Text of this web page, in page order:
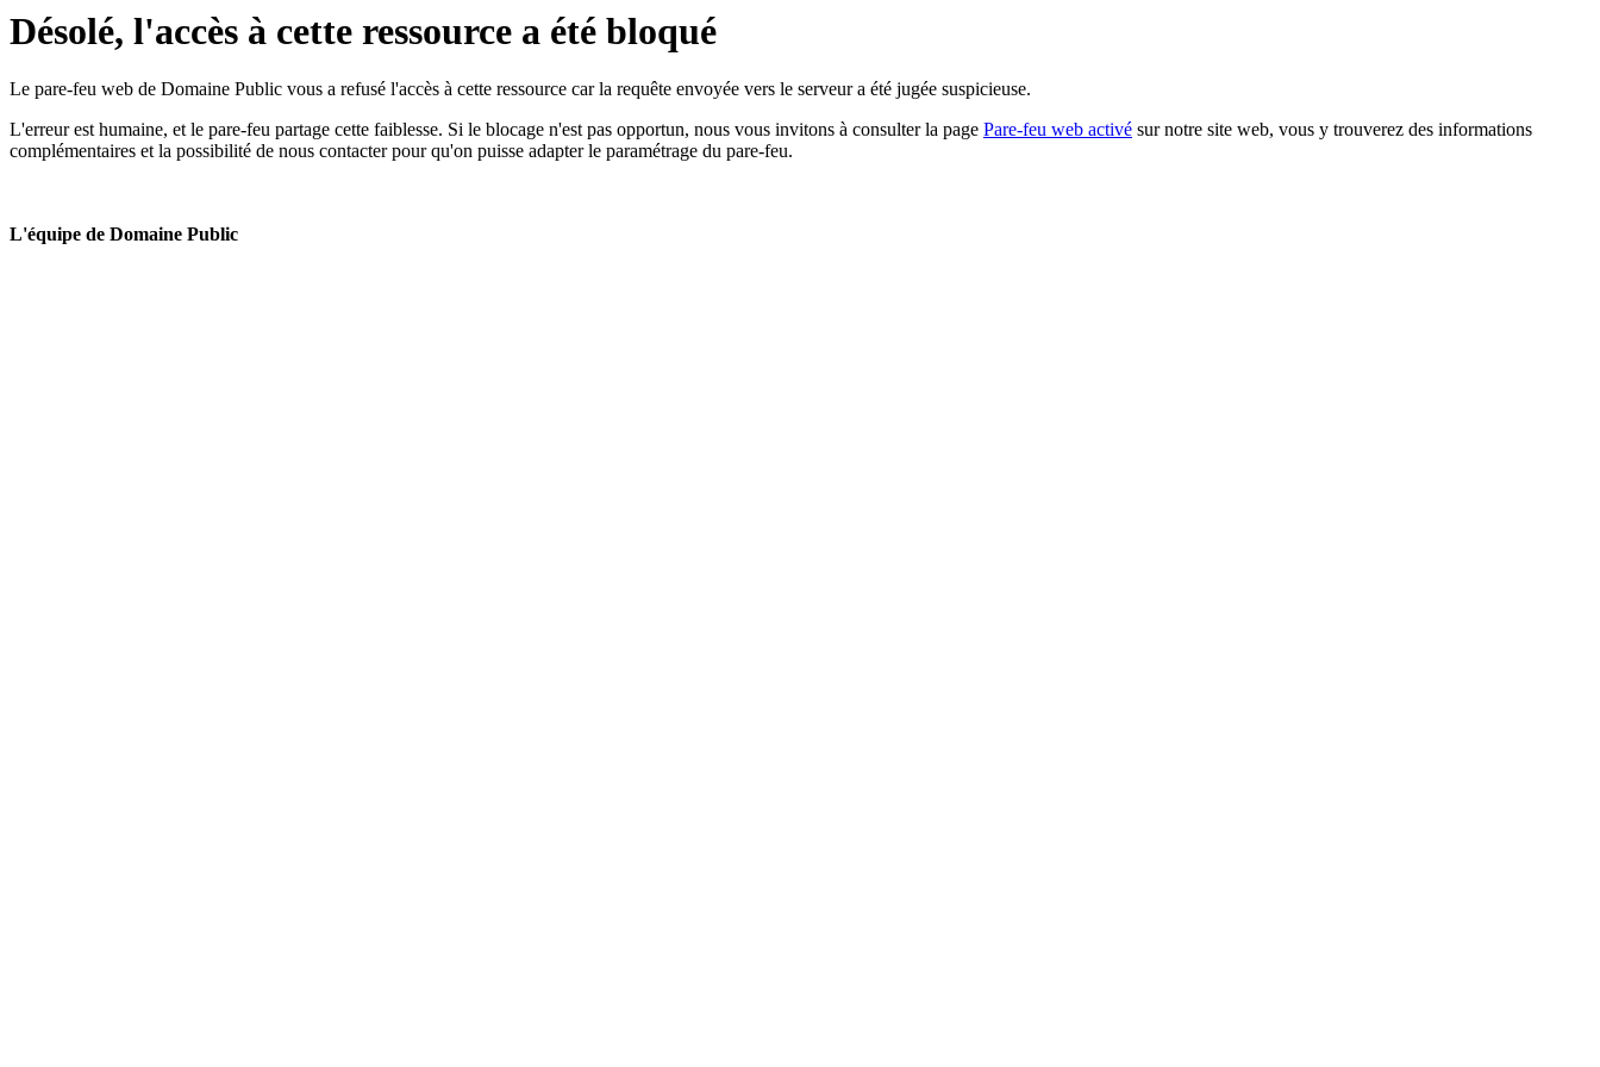
Désolé, l'accès à cette ressource a été bloqué
Le pare-feu web de Domaine Public vous a refusé l'accès à cette ressource car la requête envoyée vers le serveur a été jugée suspicieuse.
L'erreur est humaine, et le pare-feu partage cette faiblesse. Si le blocage n'est pas opportun, nous vous invitons à consulter la page Pare-feu web activé sur notre site web, vous y trouverez des informations
complémentaires et la possibilité de nous contacter pour qu'on puisse adapter le paramétrage du pare-feu.
L'équipe de Domaine Public